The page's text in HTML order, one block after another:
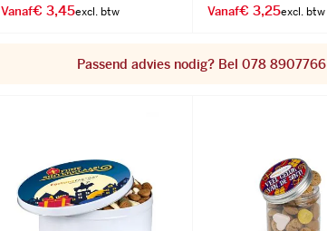
Vanaf€ 3,45 Vanaf€ 3,25
Passend advies nodig? Bel 078 8907766